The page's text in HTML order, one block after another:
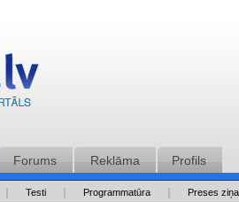
Forums Reklāma Profils
Testi Programmatūra Preses